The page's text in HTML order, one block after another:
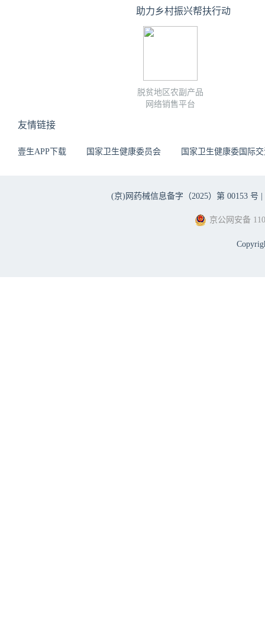
助力乡村振兴帮扶行动
脱贫地区农副产品
网络销售平台
友情链接
壹生APP下载 国家卫生健康委员会 国家卫生健康委国际
(京)网药械信息备字（2025）第 00153 号 |
京公网安备